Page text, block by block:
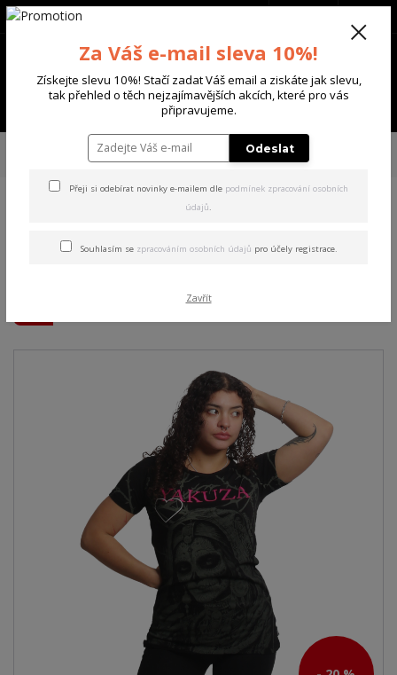
Menu
+420 702 136 620
TRIČKA & TÍLKA
Yakuza dámské tílko Thorns Allover
Long Tail T-Shirt black L
Allover Long Tail T-Shirt
Za Váš e-mail sleva 10%!
Získejte slevu 10%! Stačí zadat Váš email a ziskáte jak slevu,
tak přehled o těch nejzajímavějších akcích, které pro vás
připravujeme.
Odeslat
Přeji si odebírat novinky e-mailem dle podmínek zpracování osobních
údajů.
Souhlasím se zpracováním osobních údajů pro účely registrace.
Zavřít